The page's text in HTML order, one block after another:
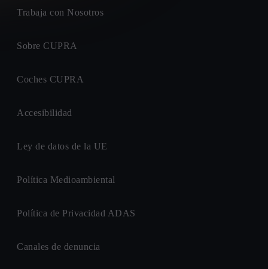
Trabaja con Nosotros
Sobre CUPRA
Coches CUPRA
Accesibilidad
Ley de datos de la UE
Política Medioambiental
Política de Privacidad ADAS
Canales de denuncia